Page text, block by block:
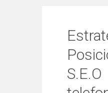
S.E.O